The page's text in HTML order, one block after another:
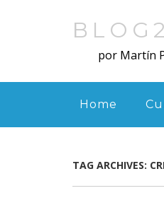
BLOG2
por Martín
Menu
Home
TAG ARCHIVES: